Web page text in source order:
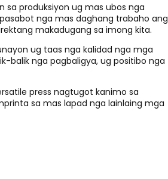
sa produksiyon ug mas ubos nga
nga mas daghang trabaho ang
makadugang sa imong kita.
ug taas nga kalidad nga mga
balik nga pagbaligya, ug positibo nga
press nagtugot kanimo sa
sa mas lapad nga lainlaing mga